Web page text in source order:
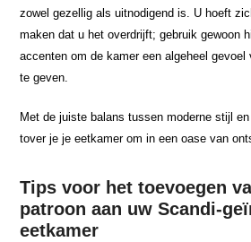
zowel gezellig als uitnodigend is. U hoeft
maken dat u het overdrijft; gebruik gewoon
accenten om de kamer een algeheel
te geven.
Met de juiste balans tussen moderne stijl
tover je je eetkamer om in een oase van
Tips voor het toevoegen
patroon aan uw Scandi-
eetkamer